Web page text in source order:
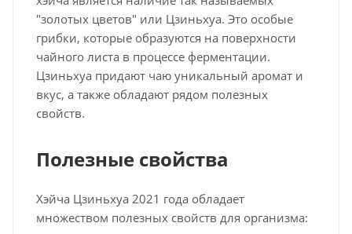
"золотых цветов" или Цзиньхуа. Это особые
грибки, которые образуются на поверхности
чайного листа в процессе ферментации.
Цзиньхуа придают чаю уникальный аромат и
вкус, а также обладают рядом полезных
свойств.
Полезные свойства
Хэйча Цзиньхуа 2021 года обладает
множеством полезных свойств для организма: